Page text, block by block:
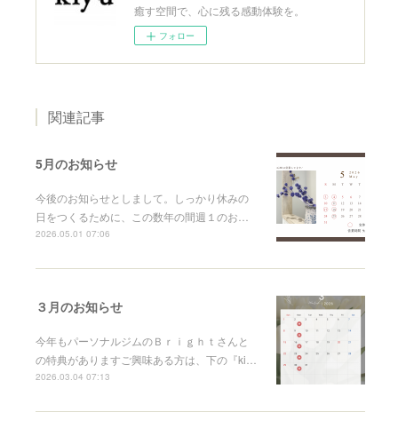
癒す空間で、心に残る感動体験を。
フォロー
関連記事
5月のお知らせ
今後のお知らせとしまして。しっかり休みの
日をつくるために、この数年の間週１のお…
2026.05.01 07:06
３月のお知らせ
今年もパーソナルジムのＢｒｉｇｈｔさんと
の特典がありますご興味ある方は、下の『ki…
2026.03.04 07:13